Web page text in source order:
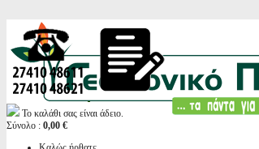
Το καλάθι σας είναι άδειο.
Σύνολο : 0,00 €